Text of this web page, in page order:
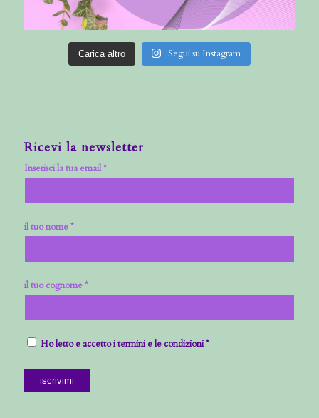
Carica altro Segui su Instagram
Ricevi la newsletter
Inserisci la tua email *
il tuo nome *
il tuo cognome *
Ho letto e accetto i termini e le condizioni *